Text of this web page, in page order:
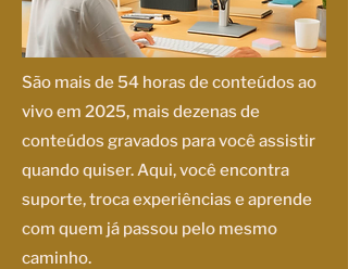
São mais de 54 horas de conteúdos ao
vivo em 2025, mais dezenas de
conteúdos gravados para você assistir
quando quiser. Aqui, você encontra
suporte, troca experiências e aprende
com quem já passou pelo mesmo
caminho.